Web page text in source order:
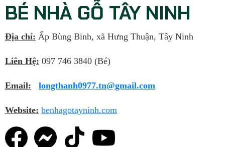
BÉ NHÀ GỖ TÂY NINH
Địa chỉ: Ấp Bùng Binh, xã Hưng Thuận, Tây Ninh
Liên Hệ: 097 746 3840 (Bé)
Email: longthanh0977.tn@gmail.com
Website: benhagotayninh.com